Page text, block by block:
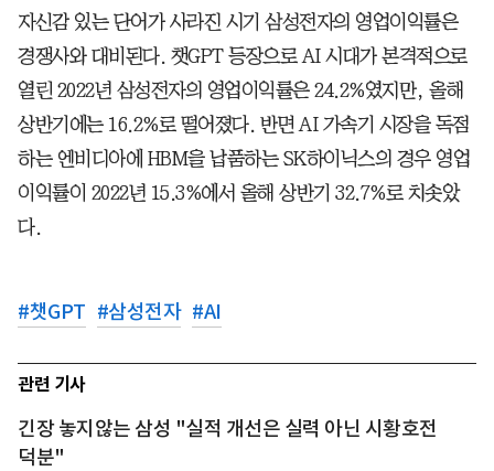
자신감 있는 단어가 사라진 시기 삼성전자의 영업이익률은
경쟁사와 대비된다. 챗GPT 등장으로 AI 시대가 본격적으로
열린 2022년 삼성전자의 영업이익률은 24.2%였지만, 올해
상반기에는 16.2%로 떨어졌다. 반면 AI 가속기 시장을 독점
하는 엔비디아에 HBM을 납품하는 SK하이닉스의 경우 영업
이익률이 2022년 15.3%에서 올해 상반기 32.7%로 치솟았
다.
#챗GPT #삼성전자 #AI
관련 기사
긴장 놓지않는 삼성 "실적 개선은 실력 아닌 시황호전
덕분"